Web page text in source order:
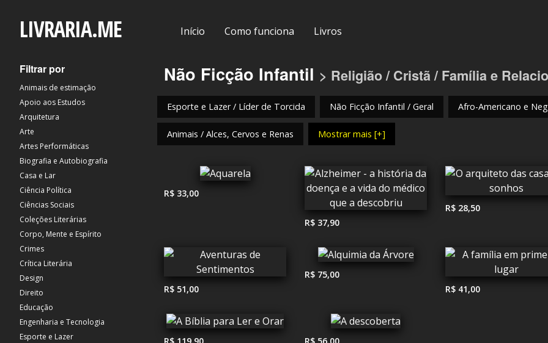
LIVRARIA.ME Início Como funciona Livros
Filtrar por
Animais de estimação
Apoio aos Estudos
Arquitetura
Arte
Artes Performáticas
Biografia e Autobiografia
Casa e Lar
Ciência Política
Ciências Sociais
Coleções Literárias
Corpo, Mente e Espírito
Crimes
Crítica Literária
Design
Direito
Educação
Engenharia e Tecnologia
Esporte e Lazer
Não Ficção Infantil > Religião / Cristã / Família e
Esporte e Lazer / Líder de Torcida Não Ficção Infantil / Geral Afro-Americano e
Animais / Alces, Cervos e Renas Mostrar mais [+]
R$ 33,00
R$ 37,90
R$ 28,50
R$ 51,00
R$ 75,00
R$ 41,00